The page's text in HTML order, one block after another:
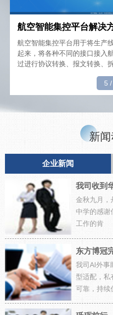
航空智能集控平台解决
航空智能集控平台用于将生产
起来，将各种不同的接口接入
过进行协议转换、报文转换、
制与异常管理、故障隔离的
况。在平台中进行服务的注册
过美观的界面进行实时的展现。
5 /
新
企业新闻
我司收到
金秋九月，
中学的感谢
工作的肯
东方博冠
配，开启
我司AI外事
型适配，私
可靠，持续